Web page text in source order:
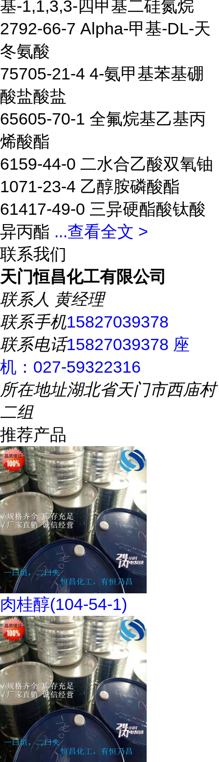
基-1,1,3,3-四甲基二硅氮烷
2792-66-7 Alpha-甲基-DL-天
冬氨酸
75705-21-4 4-氨甲基苯基硼
酸盐酸盐
65605-70-1 全氟烷基乙基丙
烯酸酯
6159-44-0 二水合乙酸双氧铀
1071-23-4 乙醇胺磷酸酯
61417-49-0 三异硬酯酸钛酸
异丙酯 ...查看全文 >
联系我们
天门恒昌化工有限公司
联系人 黄经理
联系手机15827039378
联系电话15827039378 座
机：027-59322316
所在地址湖北省天门市西庙村
二组
推荐产品
肉桂醇(104-54-1)